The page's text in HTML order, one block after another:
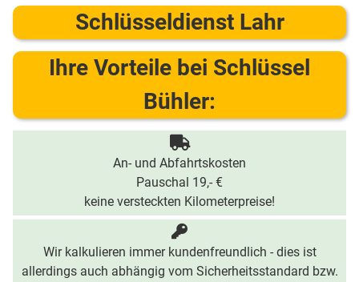
Schlüsseldienst Lahr
Ihre Vorteile bei Schlüssel
Bühler:
An- und Abfahrtskosten
Pauschal 19,- €
keine versteckten Kilometerpreise!
Wir kalkulieren immer kundenfreundlich - dies ist
allerdings auch abhängig vom Sicherheitsstandard bzw.